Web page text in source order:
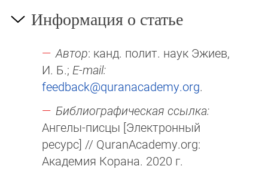
Информация о статье
Автор: канд. полит. наук Эжиев,
И. Б.; E-mail:
feedback@quranacademy.org.
Библиографическая ссылка:
Ангелы-писцы [Электронный
ресурс] // QuranAcademy.org:
Академия Корана. 2020 г.